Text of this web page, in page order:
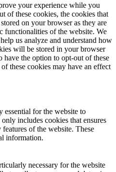
your experience while you
of these cookies, the cookies that
on your browser as they are
functionalities of the website. We
us analyze and understand how
will be stored in your browser
the option to opt-out of these
these cookies may have an effect
essential for the website to
includes cookies that ensures
of the website. These
information.
necessary for the website